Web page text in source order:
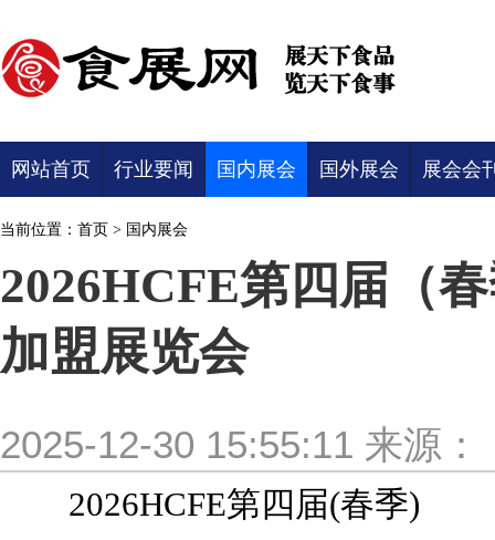
网站首页 行业要闻 国内展会 国外展会 展会会
当前位置： 首页 > 国内展会
2026HCFE第四届（
加盟展览会
2025-12-30 15:55:11 来源：
2026HCFE第四届(春季)